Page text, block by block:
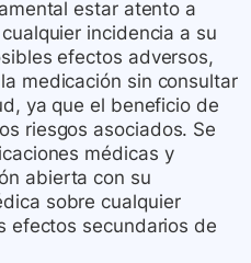
estar atento a
incidencia a su
efectos adversos,
medicación sin consultar
ya que el beneficio de
riesgos asociados. Se
médicas y
abierta con su
sobre cualquier
efectos secundarios de